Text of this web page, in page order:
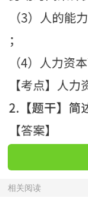
相关阅读